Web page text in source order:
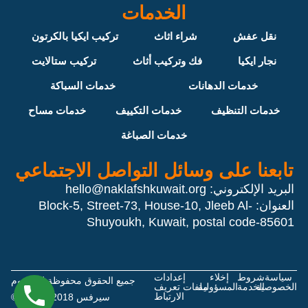
الخدمات
نقل عفش شراء اثاث تركيب ايكيا بالكرتون
نجار ايكيا فك وتركيب أثاث تركيب ستالايت
خدمات الدهانات خدمات السباكة
خدمات التنظيف خدمات التكييف خدمات مساح
خدمات الصباغة
تابعنا على وسائل التواصل الاجتماعي
البريد الإلكتروني: hello@naklafshkuwait.org
العنوان: Block-5, Street-73, House-10, Jleeb Al-
Shuyoukh, Kuwait, postal code-85601
سياسة
الخصوصية
شروط
الخدمة
إخلاء
المسؤولية
إعدادات
ملفات تعريف
الارتباط
جميع الحقوق محفوظة لدي هوم
سيرفس 2018 - 2026 ©